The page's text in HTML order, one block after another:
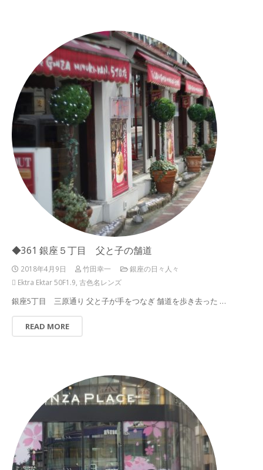
◆361 銀座５丁目 父と子の舗道
2018年4月9日 竹田幸一
銀座の日々人々
Ektra Ektar 50F1.9 古色名レンズ
銀座5丁目 三原通り 父と子が手をつなぎ 舗道を歩き去った …
READ MORE